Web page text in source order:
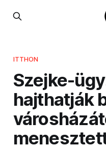
ITTHON
Szejke-
hajthatják